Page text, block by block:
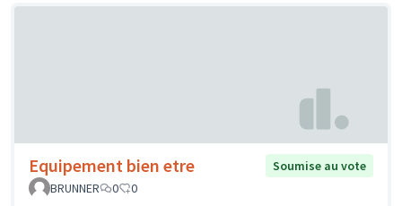
Equipement bien etre
Soumise au vote
BRUNNER
0 0